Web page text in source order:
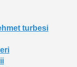
turbesi